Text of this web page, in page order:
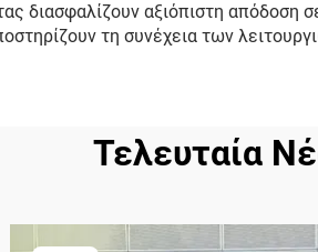
διασφαλίζουν αξιόπιστη απόδοση
τη συνέχεια των
Τελευταία